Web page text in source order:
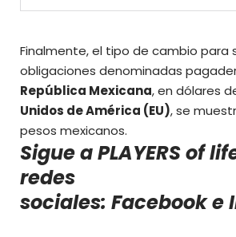
Finalmente, el tipo de cambio para
obligaciones denominadas
República Mexicana, en dólares
Unidos de América (EU), se
pesos mexicanos.
Sigue a PLAYERS of
redes
sociales: Facebooke